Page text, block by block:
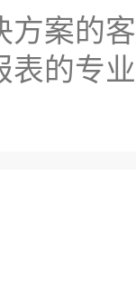
方案的
表的专